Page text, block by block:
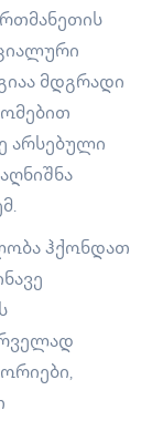
მდგრადი
არსებული
ჰქონდათ